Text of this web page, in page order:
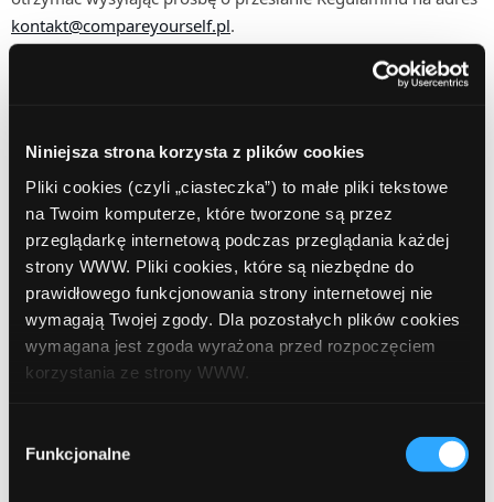
Niniejsza strona korzysta z plików cookies
Pliki cookies (czyli „ciasteczka”) to małe pliki tekstowe
na Twoim komputerze, które tworzone są przez
przeglądarkę internetową podczas przeglądania każdej
strony WWW. Pliki cookies, które są niezbędne do
prawidłowego funkcjonowania strony internetowej nie
wymagają Twojej zgody. Dla pozostałych plików cookies
wymagana jest zgoda wyrażona przed rozpoczęciem
korzystania ze strony WWW.
formy korzystania z plików cookies. Więcej:
Polityka
zgody
Funkcjonalne
kontakt@compareyourself.pl.
1. Nagroda pieniężna zostanie przekazana na numer
Administracyjnym w terminie 21 dni od chwili udostępnienia
wyników Konkursu.
2. Organizator nie ponosi odpowiedzialności za terminowość
realizacji przelewów przez bank, a także za wszelkie inne
działania banku, w tym w szczególności za niezrealizowanie
przelewu wynikłe z przyczyn nieleżących po stronie
3. Organizator nie ponosi odpowiedzialności za